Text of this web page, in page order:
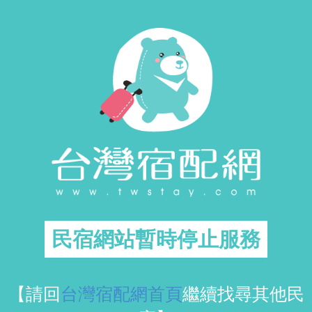
民宿網站暫時停止服務
【請回台灣宿配網首頁繼續找尋其他民